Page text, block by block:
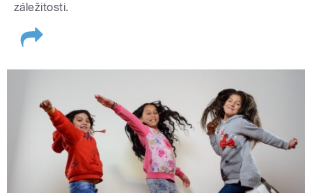
záležitosti.